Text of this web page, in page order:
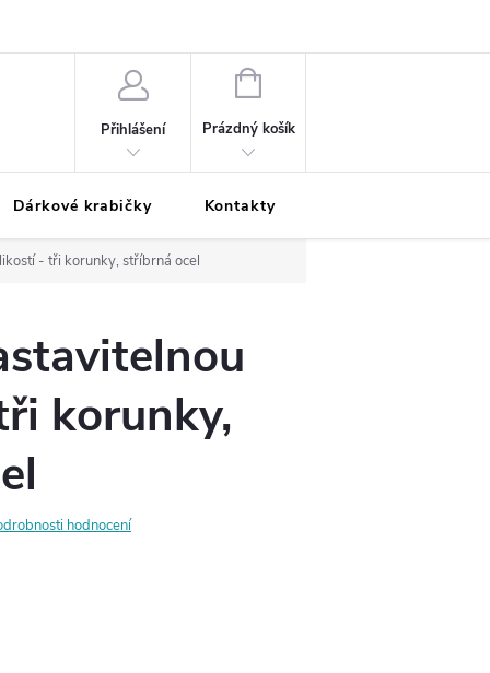
Přihlášení
NÁKUPNÍ
Prázdný košík
Dárkové krabičky Kontakty
- tři korunky, stříbrná ocel
korunky,
hodnocení